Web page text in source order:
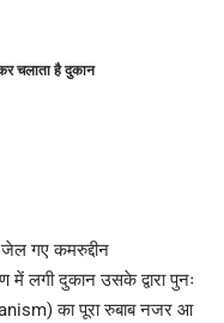
चलाता है दुकान
गए कमरुद्दीन
लगी दुकान उसके द्वारा पुनः
का पूरा रुबाब नजर आ